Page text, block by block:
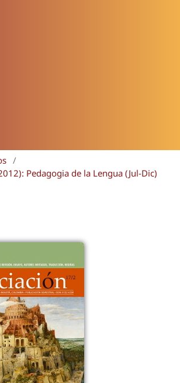
/
Pedagogia de la Lengua (Jul-Dic)